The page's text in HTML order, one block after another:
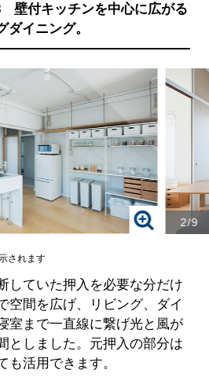
壁付キッチンを中心に広がる
ダイニング。
2/9
されます
していた押入を必要な分だけ
空間を広げ、リビング、ダイ
室まで一直線に繋げ光と風が
としました。元押入の部分は
も活用できます。